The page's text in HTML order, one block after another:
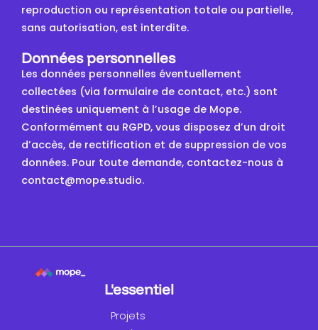
reproduction ou représentation totale ou partielle,
sans autorisation, est interdite.
Données personnelles
Les données personnelles éventuellement
collectées (via formulaire de contact, etc.) sont
destinées uniquement à l’usage de Mope.
Conformément au RGPD, vous disposez d’un droit
d’accès, de rectification et de suppression de vos
données. Pour toute demande, contactez-nous à
contact@mope.studio.
L'essentiel
Projets